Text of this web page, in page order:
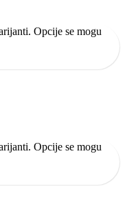
Opcije se mogu
Opcije se mogu